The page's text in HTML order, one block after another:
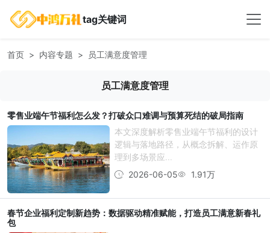
tag关键词
首页 内容专题 员工满意度管理
员工满意度管理
零售业端午节福利怎么发？打破众口难调与预算死结的破局指南
本文深度解析零售业端午节福利的设计
逻辑与落地路径，从概念拆解、运作原
理到多场景应...
2026-06-05
1.91万
春节企业福利定制新趋势：数据驱动精准赋能，打造员工满意新春礼
包